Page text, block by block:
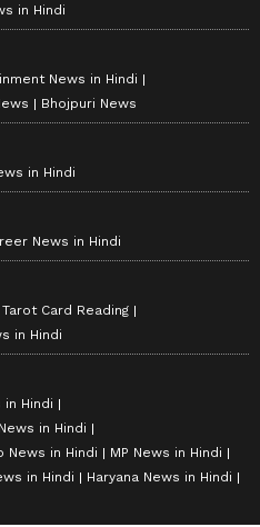
in Hindi
News in Hindi
Bhojpuri News
in Hindi
News in Hindi
Tarot Card Reading
in Hindi
in Hindi
in Hindi
News in Hindi
MP News in Hindi
in Hindi
Haryana News in Hindi